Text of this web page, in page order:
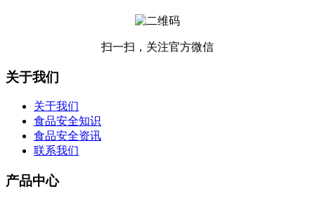
扫一扫，关注官方微信
关于我们
关于我们
食品安全知识
食品安全资讯
联系我们
产品中心